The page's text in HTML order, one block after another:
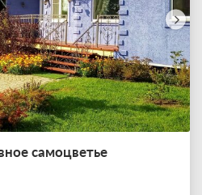
самоцветье